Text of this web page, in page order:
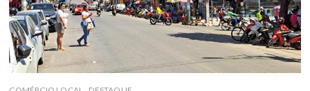
durante
a
Semana
Santa.